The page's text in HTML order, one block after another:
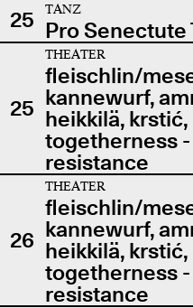
25
TANZ
Pro Senectute
25
THEATER
fleischlin/
kannewurf,
heikkilä,
togetherness
resistance
26
THEATER
fleischlin/
kannewurf,
heikkilä,
togetherness
resistance